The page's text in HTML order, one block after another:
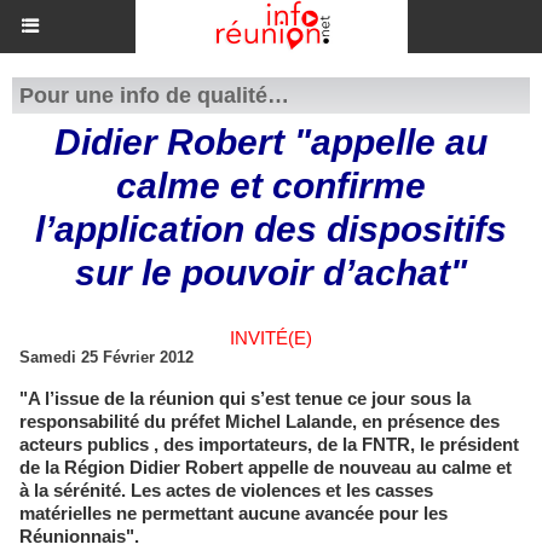
Pour une info de qualité…
Didier Robert "appelle au
calme et confirme
l’application des dispositifs
sur le pouvoir d’achat"
INVITÉ(E)
Samedi 25 Février 2012
"A l’issue de la réunion qui s’est tenue ce jour sous la
responsabilité du préfet Michel Lalande, en présence des
acteurs publics , des importateurs, de la FNTR, le président
de la Région Didier Robert appelle de nouveau au calme et
à la sérénité. Les actes de violences et les casses
matérielles ne permettant aucune avancée pour les
Réunionnais".